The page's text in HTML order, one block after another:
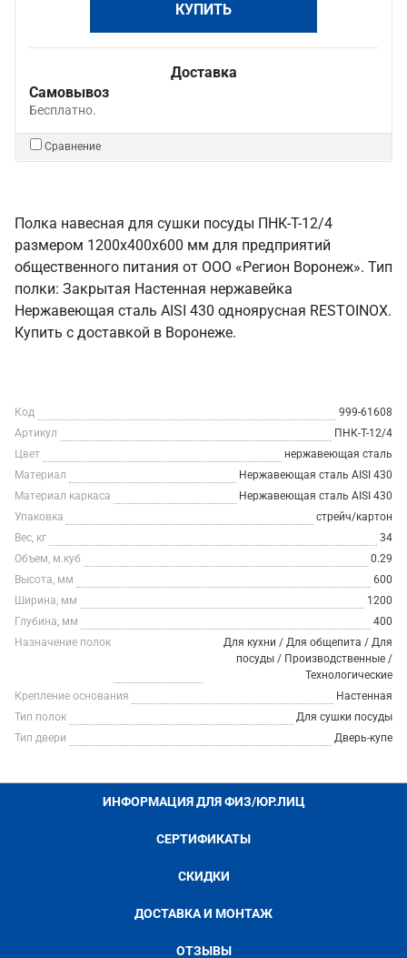
КУПИТЬ
Доставка
Самовывоз
Бесплатно.
Сравнение
Полка навесная для сушки посуды ПНК-Т-12/4
размером 1200х400х600 мм для предприятий
общественного питания от ООО «Регион Воронеж». Тип
полки: Закрытая Настенная нержавейка
Нержавеющая сталь AISI 430 одноярусная RESTOINOX.
Купить с доставкой в Воронеже.
Код
999-61608
Артикул
ПНК-Т-12/4
Цвет
нержавеющая сталь
Материал
Нержавеющая сталь AISI 430
Материал каркаса
Нержавеющая сталь AISI 430
Упаковка
стрейч/картон
Вес, кг
34
Объем, м.куб
0.29
Высота, мм
600
Ширина, мм
1200
Глубина, мм
400
Назначение полок
Для кухни / Для общепита / Для
посуды / Производственные /
Технологические
Крепление основания
Настенная
Тип полок
Для сушки посуды
Тип двери
Дверь-купе
ИНФОРМАЦИЯ ДЛЯ ФИЗ/ЮР.ЛИЦ
СЕРТИФИКАТЫ
СКИДКИ
ДОСТАВКА И МОНТАЖ
ОТЗЫВЫ